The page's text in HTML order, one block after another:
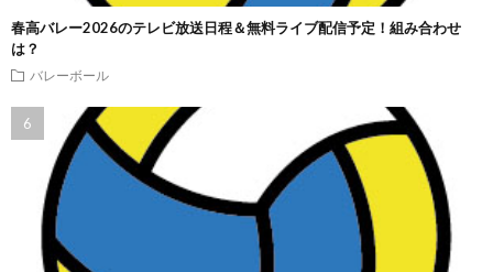
春高バレー2026のテレビ放送日程＆無料ライブ配信予定！組み合わせ
は？
バレーボール